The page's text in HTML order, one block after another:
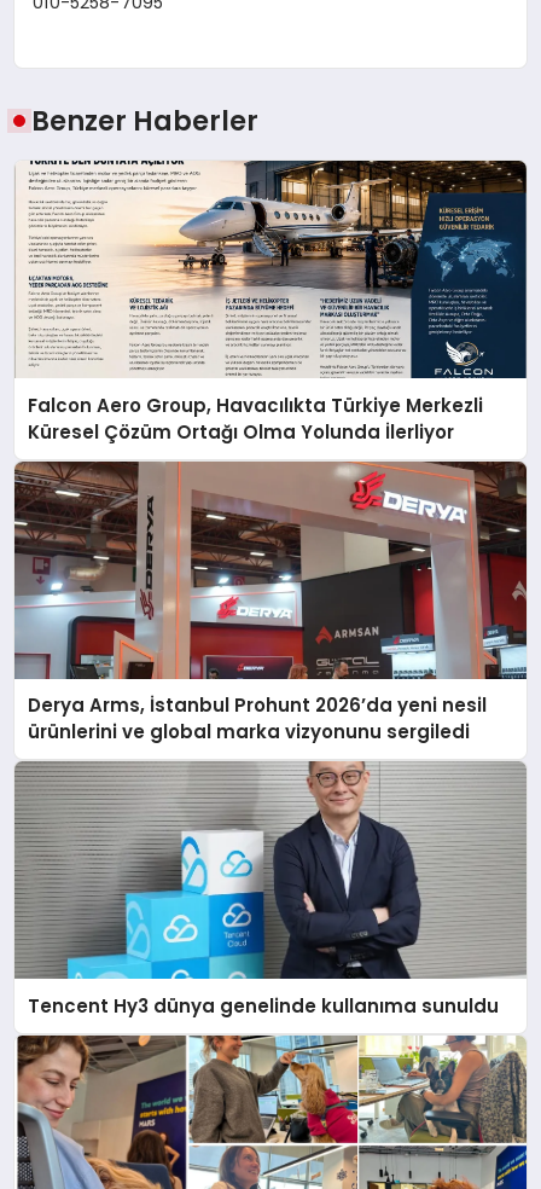
Benzer Haberler
Falcon Aero Group, Havacılıkta Türkiye Merkezli
Küresel Çözüm Ortağı Olma Yolunda İlerliyor
Derya Arms, İstanbul Prohunt 2026’da yeni nesil
ürünlerini ve global marka vizyonunu sergiledi
Tencent Hy3 dünya genelinde kullanıma sunuldu